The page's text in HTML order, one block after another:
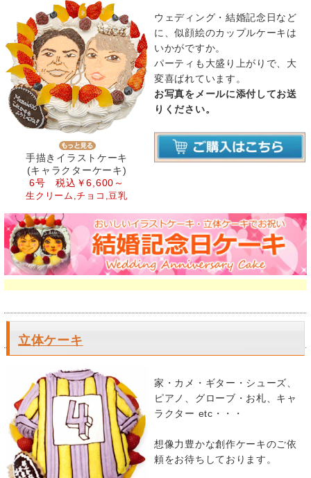
手描きイラストケーキ
(キャラクターケーキ)
6号 税込￥6,600～
生クリーム,チョコ,豆乳
ウェディング・結婚記念日など
に、似顔絵のカップルケーキは
いかがですか。
パーティも大盛り上がりで、大
変喜ばれています。
お写真をメールに添付してお送
りください。
立体ケーキ
家・カメ・ギター・シューズ、
ピアノ、グローブ・お札、キャ
ラクター etc・・・
想像力豊かな創作ケーキのご依
頼をお待ちしております。